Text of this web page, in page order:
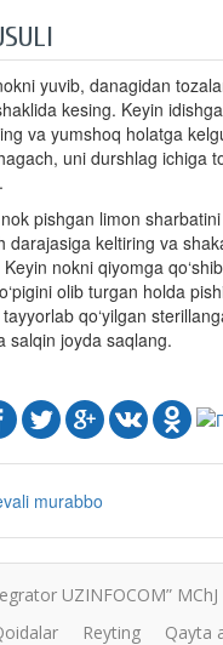
yuvib, danagidan
kesing. Keyin
va yumshoq holatga
uni durshlag ichiga
pishgan limon
darajasiga keltiring va
nokni qiyomga
olib turgan holda
qo‘yilgan
salqin joyda saqlang.
murabbo
UZINFOCOM” MChJ
Reyting Qayta